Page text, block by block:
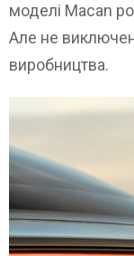
моделі Macan
Але не
виробництва.